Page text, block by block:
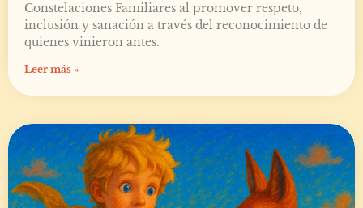
Constelaciones Familiares al promover respeto,
inclusión y sanación a través del reconocimiento de
quienes vinieron antes.
Leer más »